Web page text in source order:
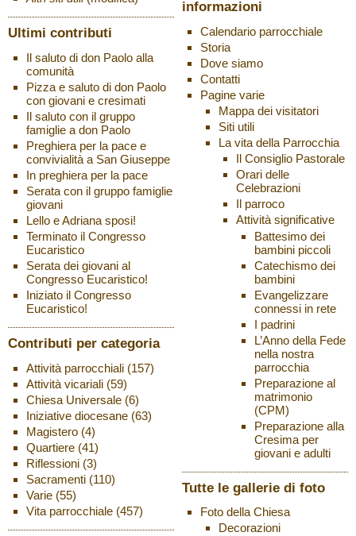
Ultimi contributi
Il saluto di don Paolo alla
comunità
Pizza e saluto di don Paolo
con giovani e cresimati
Il saluto con il gruppo
famiglie a don Paolo
Preghiera per la pace e
convivialità a San Giuseppe
In preghiera per la pace
Serata con il gruppo famiglie
giovani
Lello e Adriana sposi!
Terminato il Congresso
Eucaristico
Serata dei giovani al
Congresso Eucaristico!
Iniziato il Congresso
Eucaristico!
Contributi per categoria
Attività parrocchiali(157)
Attività vicariali(59)
Chiesa Universale(6)
Iniziative diocesane(63)
Magistero(4)
Quartiere(41)
Riflessioni(3)
Sacramenti(110)
Varie(55)
Vita parrocchiale(457)
informazioni
Calendario parrocchiale
Storia
Dove siamo
Contatti
Pagine varie
Mappa dei visitatori
Siti utili
La vita della Parrocchia
Il Consiglio Pastorale
Orari delle
Celebrazioni
Il parroco
Attività significative
Battesimo dei
bambini piccoli
Catechismo dei
bambini
Evangelizzare
connessi in rete
I padrini
L’Anno della Fede
nella nostra
parrocchia
Preparazione al
matrimonio
(CPM)
Preparazione alla
Cresima per
giovani e adulti
Tutte le gallerie di foto
Foto della Chiesa
Decorazioni